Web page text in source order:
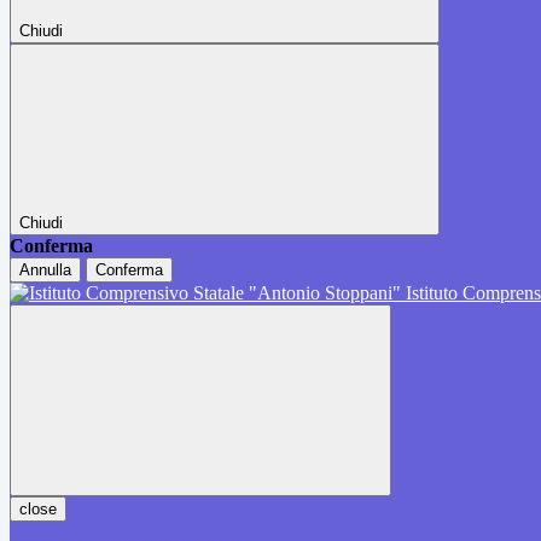
Chiudi
Chiudi
Conferma
Annulla Conferma
Istituto
close